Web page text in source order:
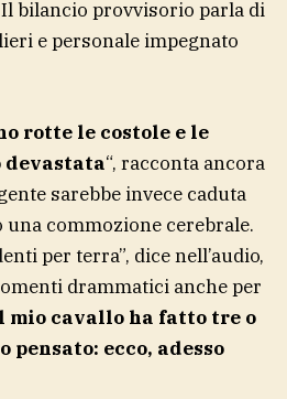
bilancio provvisorio parla di
e personale impegnato
rotte le costole e le
devastata“, racconta ancora
sarebbe invece caduta
commozione cerebrale.
per terra”, dice nell’audio,
drammatici anche per
mio cavallo ha fatto tre o
ecco, adesso